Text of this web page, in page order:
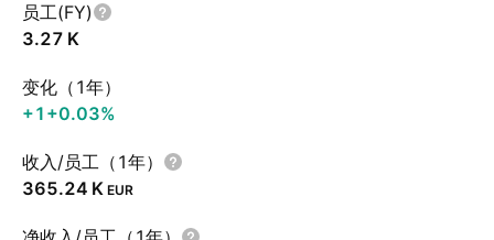
员工(FY)
‪3.27 K‬
变化（1年）
+1 +0.03%
收入/员工（1年）
‪365.24 K‬ EUR